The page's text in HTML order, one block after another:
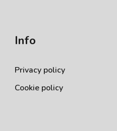
Info
Privacy policy
Cookie policy